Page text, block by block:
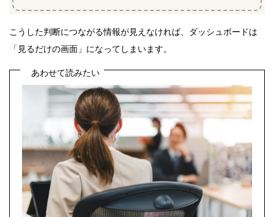
こうした判断につながる情報が見えなければ、ダッシュボードは
「見るだけの画面」になってしまいます。
あわせて読みたい